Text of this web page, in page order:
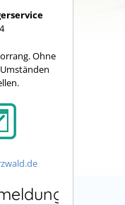
Ohne